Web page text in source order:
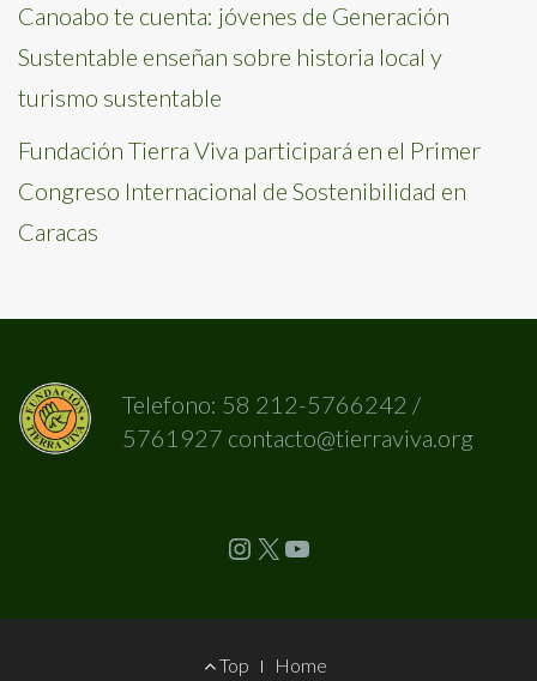
Canoabo te cuenta: jóvenes de Generación
Sustentable enseñan sobre historia local y
turismo sustentable
Fundación Tierra Viva participará en el Primer
Congreso Internacional de Sostenibilidad en
Caracas
Telefono: 58 212-5766242 /
5761927 contacto@tierraviva.org
Instagram X YouTube
Top Home